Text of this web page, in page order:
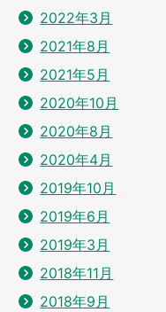
2022年3月
2021年8月
2021年5月
2020年10月
2020年8月
2020年4月
2019年10月
2019年6月
2019年3月
2018年11月
2018年9月